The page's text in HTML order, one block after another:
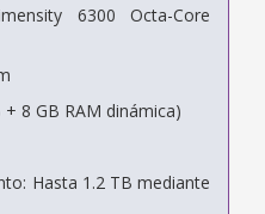
6300 Octa-Core
8 GB RAM dinámica)
Hasta 1.2 TB mediante